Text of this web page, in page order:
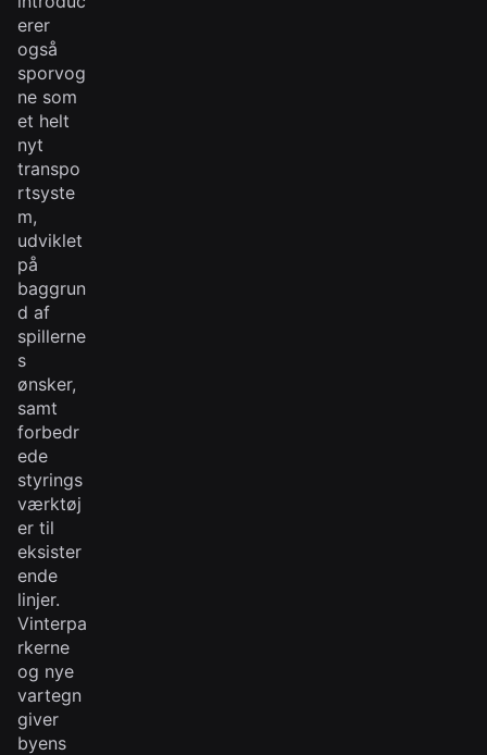
erer
også
sporvog
ne som
et helt
nyt
transpo
rtsyste
m,
udviklet
på
baggrun
d af
spillerne
s
ønsker,
samt
forbedr
ede
styrings
værktøj
er til
eksister
ende
linjer.
Vinterpa
rkerne
og nye
vartegn
giver
byens